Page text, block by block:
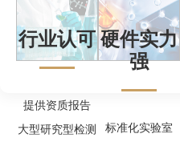
行业认可
提供资质报告
大型研究型检测
硬件实力
强
标准化实验室